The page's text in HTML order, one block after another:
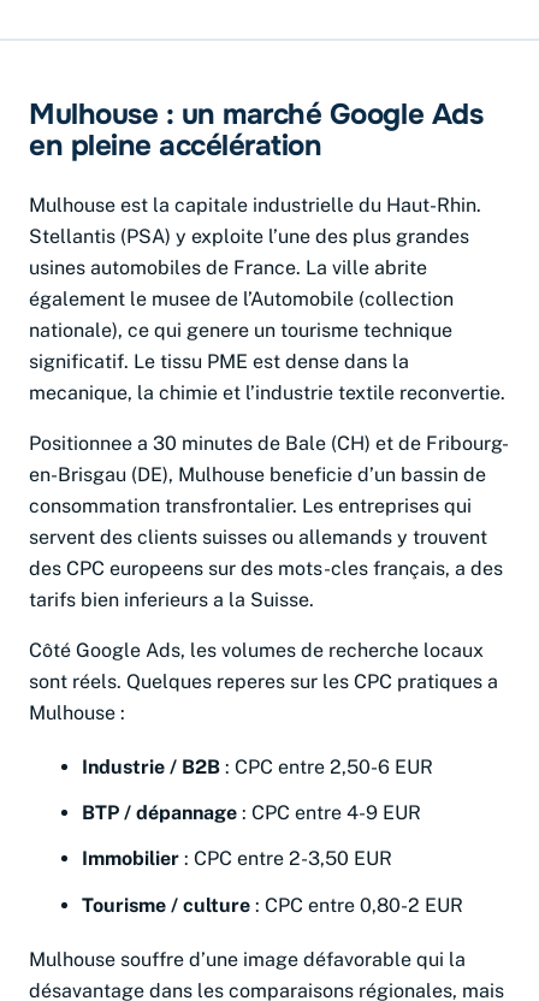
Mulhouse : un marché Google Ads
en pleine accélération
Mulhouse est la capitale industrielle du Haut-Rhin.
Stellantis (PSA) y exploite l’une des plus grandes
usines automobiles de France. La ville abrite
également le musee de l’Automobile (collection
nationale), ce qui genere un tourisme technique
significatif. Le tissu PME est dense dans la
mecanique, la chimie et l’industrie textile reconvertie.
Positionnee a 30 minutes de Bale (CH) et de Fribourg-
en-Brisgau (DE), Mulhouse beneficie d’un bassin de
consommation transfrontalier. Les entreprises qui
servent des clients suisses ou allemands y trouvent
des CPC europeens sur des mots-cles français, a des
tarifs bien inferieurs a la Suisse.
Côté Google Ads, les volumes de recherche locaux
sont réels. Quelques reperes sur les CPC pratiques a
Mulhouse :
Industrie / B2B : CPC entre 2,50-6 EUR
BTP / dépannage : CPC entre 4-9 EUR
Immobilier : CPC entre 2-3,50 EUR
Tourisme / culture : CPC entre 0,80-2 EUR
Mulhouse souffre d’une image défavorable qui la
désavantage dans les comparaisons régionales, mais